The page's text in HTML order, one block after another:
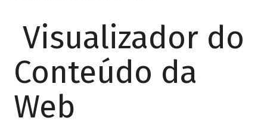
Visualizador do
Conteúdo da
Web